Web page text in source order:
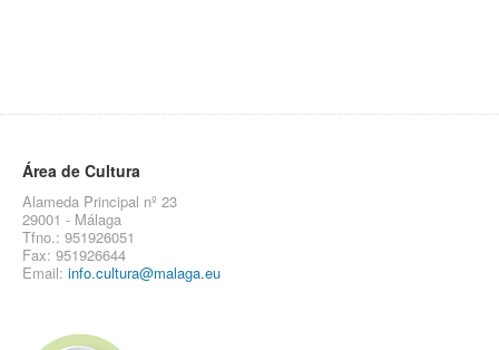
Área de Cultura
Alameda Principal nº 23
29001 - Málaga
Tfno.: 951926051
Fax: 951926644
Email: info.cultura@malaga.eu